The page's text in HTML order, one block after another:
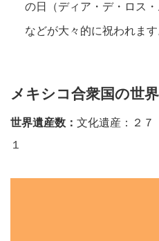
の日（ディア・デ・ロス
などが大々的に祝われます
メキシコ合衆国の世
世界遺産数： 文化遺産：２
１